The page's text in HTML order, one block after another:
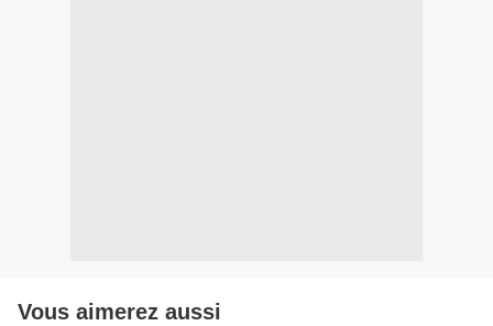
Vous aimerez aussi